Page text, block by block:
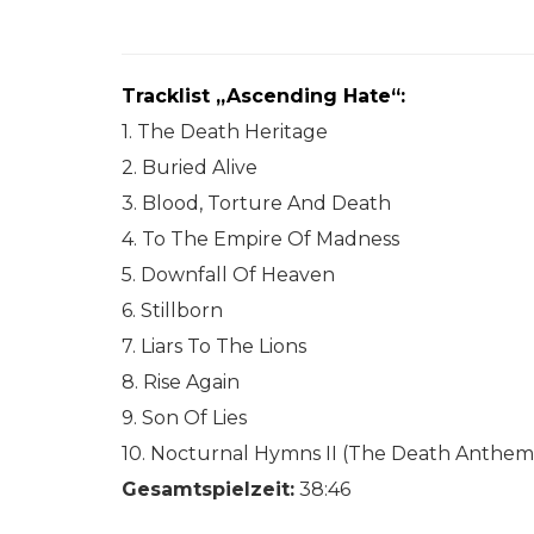
Tracklist „Ascending Hate“:
1. The Death Heritage
2. Buried Alive
3. Blood, Torture And Death
4. To The Empire Of Madness
5. Downfall Of Heaven
6. Stillborn
7. Liars To The Lions
8. Rise Again
9. Son Of Lies
10. Nocturnal Hymns II (The Death
Gesamtspielzeit: 38:46